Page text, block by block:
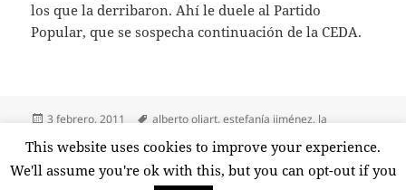
los que la derribaron. Ahí le duele al Partido
Popular, que se sospecha continuación de la CEDA.
Publicado
3 febrero, 2011 Etiquetas
alberto oliart,estefanía jiménez, la
4 comentariosen Al PP no le gusta ‘La República’
This website uses cookies to improve your experience.
We'll assume you're ok with this, but you can opt-out if you